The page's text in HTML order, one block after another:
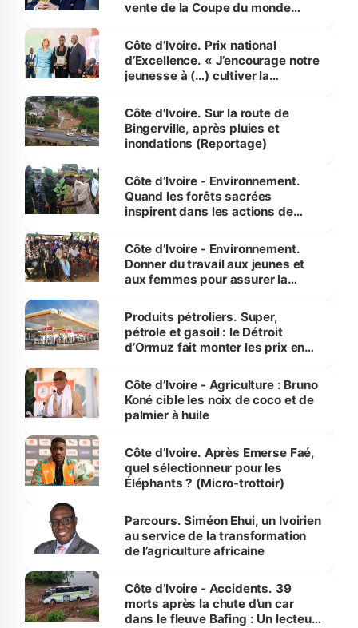
vente de la Coupe du monde
Côte d’Ivoire. Prix national
d’Excellence. « J’encourage notre
jeunesse à (…) cultiver la
(Alassane Ouattara
Côte d'Ivoire. Sur la route de
Bingerville, après pluies et
inondations (Reportage)
Côte d’Ivoire - Environnement.
Quand les forêts sacrées
inspirent dans les actions de
Côte d’Ivoire - Environnement.
Donner du travail aux jeunes et
aux femmes pour assurer la
menacées
Produits pétroliers. Super,
pétrole et gasoil : le Détroit
d’Ormuz fait monter les prix en
Côte d’Ivoire - Agriculture : Bruno
Koné cible les noix de coco et de
palmier à huile
Côte d’Ivoire. Après Emerse Faé,
quel sélectionneur pour les
Éléphants ? (Micro-trottoir)
Parcours. Siméon Ehui, un Ivoirien
au service de la transformation
de l’agriculture africaine
Côte d’Ivoire - Accidents. 39
morts après la chute d’un car
dans le fleuve Bafing : Un lecteur